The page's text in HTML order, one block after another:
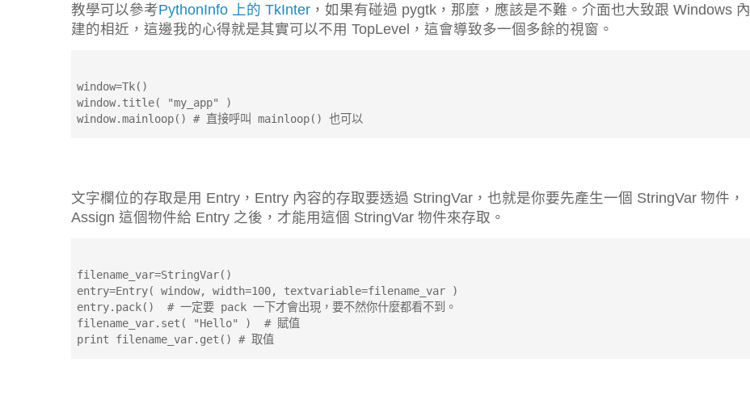
教學可以參考PythonInfo 上的 TkInter ，如果有碰過 pygtk，那麼，應該是不難。介面也大致跟 Windows 內
建的相近，這邊我的心得就是其實可以不用 TopLevel，這會導致多一個多餘的視窗。
window=Tk()
window.title( "my_app" )
window.mainloop() # 直接呼叫 mainloop() 也可以
文字欄位的存取是用 Entry，Entry 內容的存取要透過 StringVar，也就是你要先產生一個 StringVar 物件，
Assign 這個物件給 Entry 之後，才能用這個 StringVar 物件來存取。
filename_var=StringVar()
entry=Entry( window, width=100, textvariable=filename_var )
entry.pack()  # 一定要 pack 一下才會出現，要不然你什麼都看不到。
filename_var.set( "Hello" )  # 賦值
print filename_var.get() # 取值